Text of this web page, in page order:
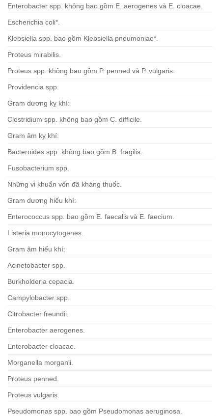
Enterobacter spp. không bao gồm E. aerogenes và E. cloacae.
Escherichia coli*.
Klebsiella spp. bao gồm Klebsiella pneumoniae*.
Proteus mirabilis.
Proteus spp. không bao gồm P. penned và P. vulgaris.
Providencia spp.
Gram dương kỵ khí:
Clostridium spp. không bao gồm C. difficile.
Gram âm kỵ khí:
Bacteroides spp. không bao gồm B. fragilis.
Fusobacterium spp.
Những vi khuẩn vốn đã kháng thuốc.
Gram dương hiếu khí:
Enterococcus spp. bao gồm E. faecalis và E. faecium.
Listeria monocytogenes.
Gram âm hiếu khí:
Acinetobacter spp.
Burkholderia cepacia.
Campylobacter spp.
Citrobacter freundii.
Enterobacter aerogenes.
Enterobacter cloacae.
Morganella morganii.
Proteus penned.
Proteus vulgaris.
Pseudomonas spp. bao gồm Pseudomonas aeruginosa.